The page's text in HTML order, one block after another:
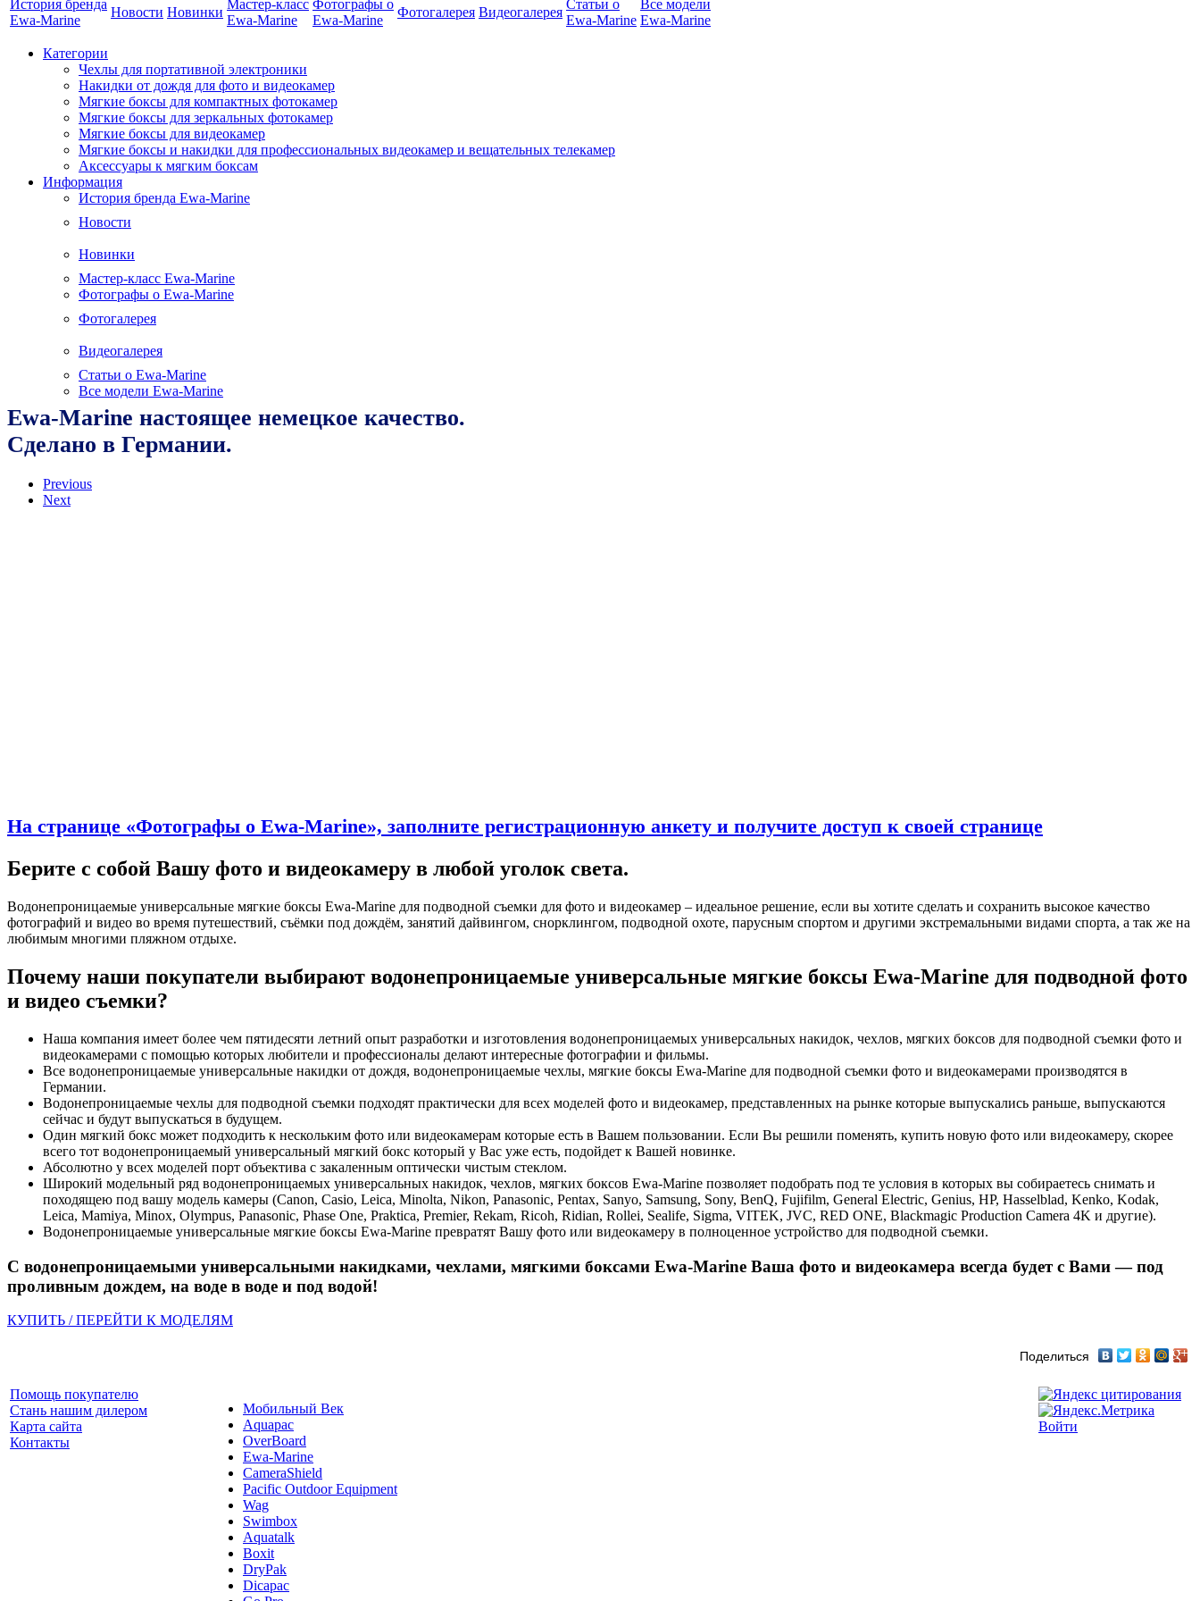
История бренда
Ewa-Marine
Новости Новинки
Мастер-класс
Ewa-Marine
Фотографы о
Ewa-Marine
Фотогалерея Видеогалерея
Статьи о
Ewa-Marine
Все модели
Ewa-Marine
Категории
Чехлы для портативной электроники
Накидки от дождя для фото и видеокамер
Мягкие боксы для компактных фотокамер
Мягкие боксы для зеркальных фотокамер
Мягкие боксы для видеокамер
Мягкие боксы и накидки для профессиональных видеокамер и вещательных телекамер
Аксессуары к мягким боксам
Информация
История бренда Ewa-Marine
Новости
Новинки
Мастер-класс Ewa-Marine
Фотографы о Ewa-Marine
Фотогалерея
Видеогалерея
Статьи о Ewa-Marine
Все модели Ewa-Marine
Ewa-Marine настоящее немецкое качество.
Сделано в Германии.
Previous
Next
На странице «Фотографы о Ewa-Marine», заполните регистрационную анкету и получите доступ к своей странице
Берите с собой Вашу фото и видеокамеру в любой уголок света.
Водонепроницаемые универсальные мягкие боксы Ewa-Marine для подводной съемки для фото и видеокамер – идеальное решение, если вы хотите сделать и сохранить высокое качество
фотографий и видео во время путешествий, съёмки под дождём, занятий дайвингом, снорклингом, подводной охоте, парусным спортом и другими экстремальными видами спорта, а так же на
любимым многими пляжном отдыхе.
Почему наши покупатели выбирают водонепроницаемые универсальные мягкие боксы Ewa-Marine для подводной фото
и видео съемки?
Наша компания имеет более чем пятидесяти летний опыт разработки и изготовления водонепроницаемых универсальных накидок, чехлов, мягких боксов для подводной съемки фото и
видеокамерами с помощью которых любители и профессионалы делают интересные фотографии и фильмы.
Все водонепроницаемые универсальные накидки от дождя, водонепроницаемые чехлы, мягкие боксы Ewa-Marine для подводной съемки фото и видеокамерами производятся в
Германии.
Водонепроницаемые чехлы для подводной съемки подходят практически для всех моделей фото и видеокамер, представленных на рынке которые выпускались раньше, выпускаются
сейчас и будут выпускаться в будущем.
Один мягкий бокс может подходить к нескольким фото или видеокамерам которые есть в Вашем пользовании. Если Вы решили поменять, купить новую фото или видеокамеру, скорее
всего тот водонепроницаемый универсальный мягкий бокс который у Вас уже есть, подойдет к Вашей новинке.
Абсолютно у всех моделей порт объектива с закаленным оптически чистым стеклом.
Широкий модельный ряд водонепроницаемых универсальных накидок, чехлов, мягких боксов Ewa-Marine позволяет подобрать под те условия в которых вы собираетесь снимать и
походящею под вашу модель камеры (Canon, Casio, Leica, Minolta, Nikon, Panasonic, Pentax, Sanyo, Samsung, Sony, BenQ, Fujifilm, General Electric, Genius, HP, Hasselblad, Kenko, Kodak,
Leica, Mamiya, Minox, Olympus, Panasonic, Phase One, Praktica, Premier, Rekam, Ricoh, Ridian, Rollei, Sealife, Sigma, VITEK, JVC, RED ONE, Blackmagic Production Camera 4K и другие).
Водонепроницаемые универсальные мягкие боксы Ewa-Marine превратят Вашу фото или видеокамеру в полноценное устройство для подводной съемки.
С водонепроницаемыми универсальными накидками, чехлами, мягкими боксами Ewa-Marine Ваша фото и видеокамера всегда будет с Вами — под
проливным дождем, на воде в воде и под водой!
КУПИТЬ / ПЕРЕЙТИ К МОДЕЛЯМ
Поделиться
Помощь покупателю
Стань нашим дилером
Карта сайта
Контакты
Мобильный Век
Aquapac
OverBoard
Ewa-Marine
CameraShield
Pacific Outdoor Equipment
Wag
Swimbox
Aquatalk
Boxit
DryPak
Dicapac
Войти